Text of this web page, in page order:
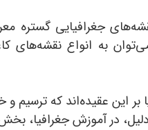
جغرافیایی گستره
به انواع نقشه‌های
این عقیده‌اند که ترسیم و
دلیل، در آموزش